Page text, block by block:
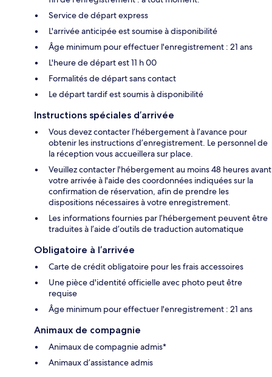
Service de départ express
L'arrivée anticipée est soumise à disponibilité
Âge minimum pour effectuer l'enregistrement : 21 ans
L'heure de départ est 11 h 00
Formalités de départ sans contact
Le départ tardif est soumis à disponibilité
Instructions spéciales d’arrivée
Vous devez contacter l’hébergement à l’avance pour
obtenir les instructions d’enregistrement. Le personnel de
la réception vous accueillera sur place.
Veuillez contacter l'hébergement au moins 48 heures avant
votre arrivée à l'aide des coordonnées indiquées sur la
confirmation de réservation, afin de prendre les
dispositions nécessaires à votre enregistrement.
Les informations fournies par l’hébergement peuvent être
traduites à l’aide d’outils de traduction automatique
Obligatoire à l’arrivée
Carte de crédit obligatoire pour les frais accessoires
Une pièce d'identité officielle avec photo peut être
requise
Âge minimum pour effectuer l'enregistrement : 21 ans
Animaux de compagnie
Animaux de compagnie admis*
Animaux d’assistance admis